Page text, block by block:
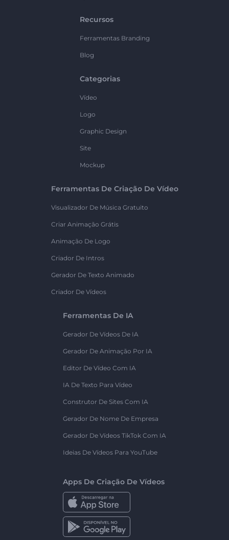
Recursos
Ferramentas Branding
Blog
Categorias
Vídeo
Logo
Graphic Design
Site
Mockup
Ferramentas De Criação De Vídeo
Visualizador De Música Gratuito
Criar Animação Grátis
Animação De Logo
Criador De Intros
Gerador De Texto Animado
Criador De Vídeos
Ferramentas De IA
Gerador De Vídeos De IA
Gerador De Animação Por IA
Editor De Vídeo Com IA
IA De Texto Para Vídeo
Construtor De Sites Com IA
Gerador De Nome De Empresa
Gerador De Vídeos TikTok Com IA
Ideias De Vídeos Para YouTube
Apps De Criação De Vídeos